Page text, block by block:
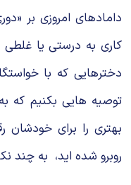
دامادهای امروزی بر
کاری به درستی یا
دخترهایی که با
توصیه هایی بکنیم که
بهتری را برای خودشان
روبرو شده اید، به چند